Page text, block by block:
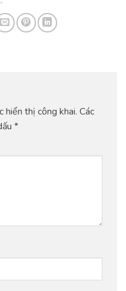
hiển thị công khai. Các
*